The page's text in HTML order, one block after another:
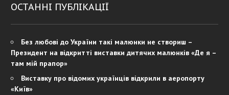
ОСТАННІ ПУБЛІКАЦІЇ
Без любові до України такі малюнки не створиш –
Президент на відкритті виставки дитячих малюнків «Де я –
там мій прапор»
Виставку про відомих українців відкрили в аеропорту
«Київ»